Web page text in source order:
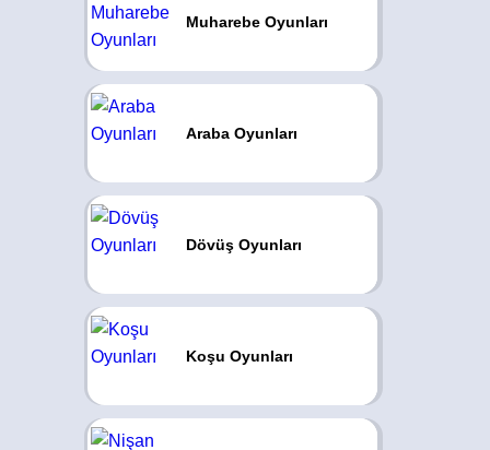
Muharebe Oyunları
Araba Oyunları
Dövüş Oyunları
Koşu Oyunları